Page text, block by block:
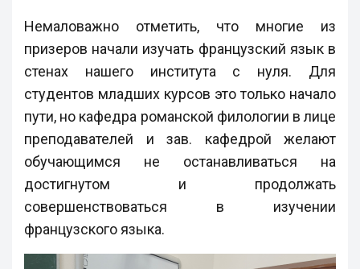
Немаловажно отметить, что многие из
призеров начали изучать французский язык в
стенах нашего института с нуля. Для
студентов младших курсов это только начало
пути, но кафедра романской филологии в лице
преподавателей и зав. кафедрой желают
обучающимся не останавливаться на
достигнутом и продолжать
совершенствоваться в изучении
французского языка.